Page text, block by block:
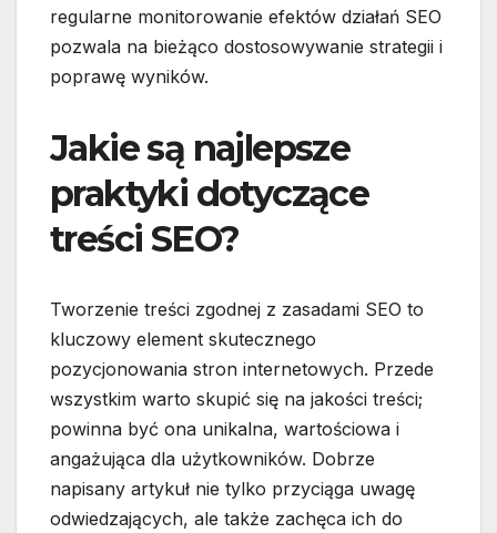
regularne monitorowanie efektów działań SEO
pozwala na bieżąco dostosowywanie strategii i
poprawę wyników.
Jakie są najlepsze
praktyki dotyczące
treści SEO?
Tworzenie treści zgodnej z zasadami SEO to
kluczowy element skutecznego
pozycjonowania stron internetowych. Przede
wszystkim warto skupić się na jakości treści;
powinna być ona unikalna, wartościowa i
angażująca dla użytkowników. Dobrze
napisany artykuł nie tylko przyciąga uwagę
odwiedzających, ale także zachęca ich do